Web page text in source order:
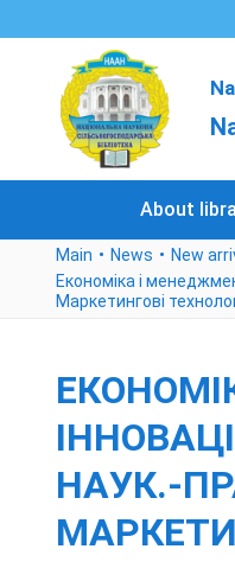
About
Main News New
Економіка і
Маркетингові
НАУК.-